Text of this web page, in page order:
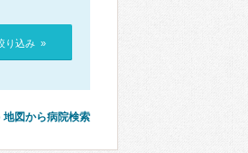
り込み »
地図から病院検索